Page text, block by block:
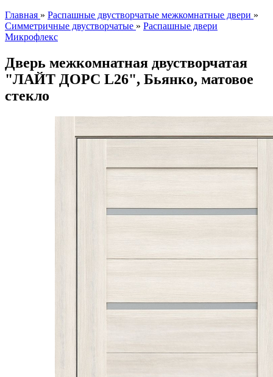
Главная » Распашные двустворчатые межкомнатные двери »
Симметричные двустворчатые » Распашные двери
Микрофлекс
Дверь межкомнатная двустворчатая
"ЛАЙТ ДОРС L26", Бьянко, матовое
стекло